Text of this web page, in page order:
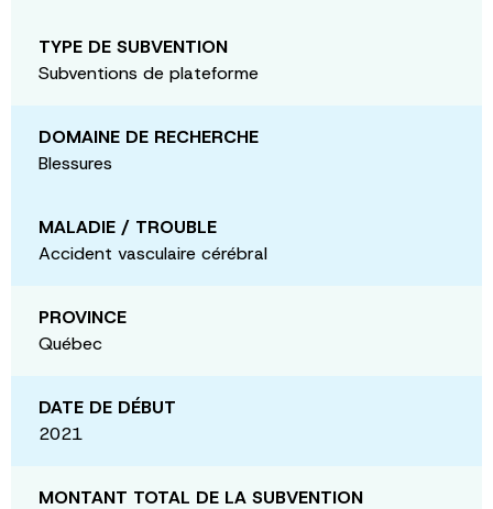
TYPE DE SUBVENTION
Subventions de plateforme
DOMAINE DE RECHERCHE
Blessures
MALADIE / TROUBLE
Accident vasculaire cérébral
PROVINCE
Québec
DATE DE DÉBUT
2021
MONTANT TOTAL DE LA SUBVENTION